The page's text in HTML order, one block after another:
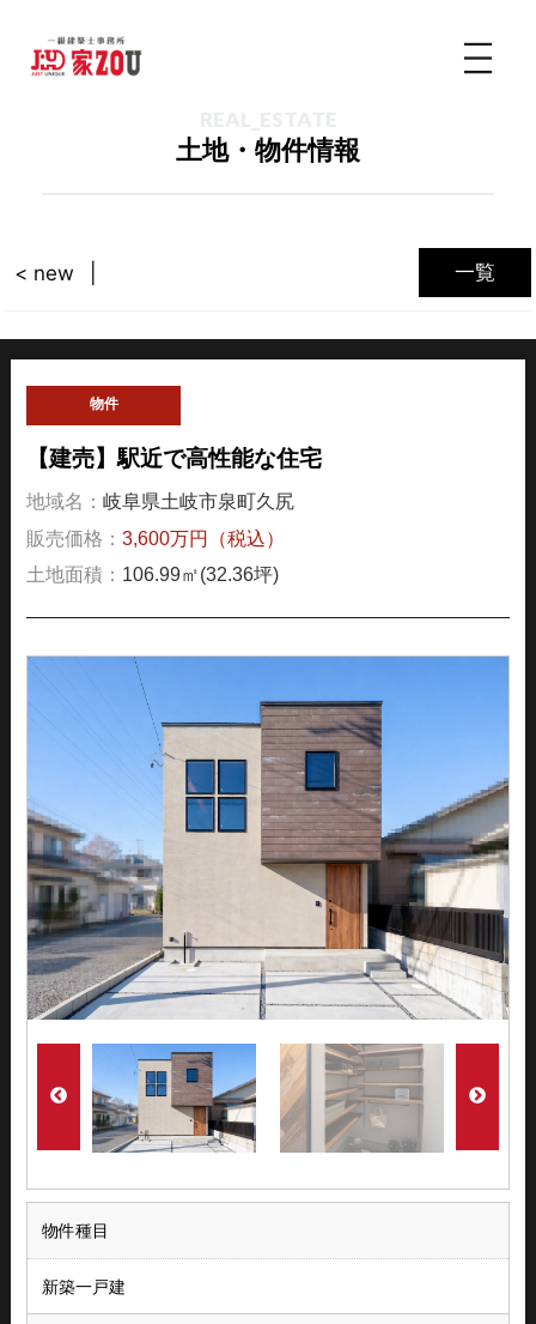
土地・物件情報
一覧
< new
物件
【建売】駅近で高性能な住宅
地域名： 岐阜県土岐市泉町久尻
販売価格： 3,600万円（税込）
土地面積： 106.99㎡(32.36坪)
物件種目
新築一戸建